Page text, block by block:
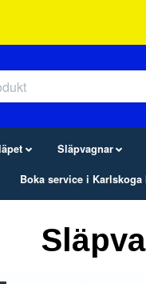
Släpvagnar
Boka service i Karlskoga